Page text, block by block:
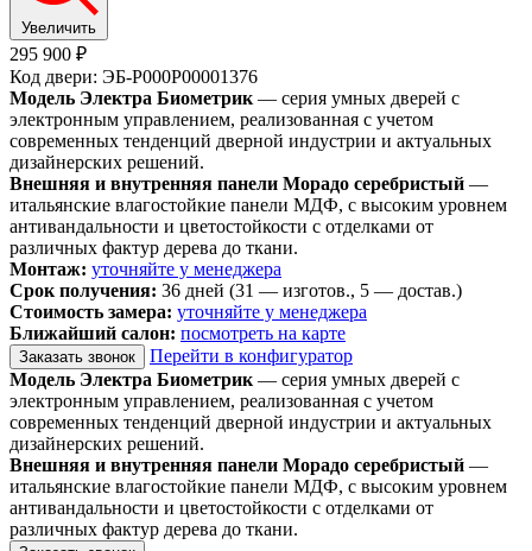
Увеличить
295 900 ₽
Код двери: ЭБ-P000P00001376
Модель Электра Биометрик — серия умных дверей с
электронным управлением, реализованная с учетом
современных тенденций дверной индустрии и актуальных
дизайнерских решений.
Внешняя и внутренняя панели Морадо серебристый —
итальянские влагостойкие панели МДФ, с высоким уровнем
антивандальности и цветостойкости с отделками от
различных фактур дерева до ткани.
Монтаж: уточняйте у менеджера
Срок получения: 36 дней (31 — изготов., 5 — достав.)
Стоимость замера: уточняйте у менеджера
Ближайший салон: посмотреть на карте
Заказать звонок
Перейти в конфигуратор
Модель Электра Биометрик — серия умных дверей с
электронным управлением, реализованная с учетом
современных тенденций дверной индустрии и актуальных
дизайнерских решений.
Внешняя и внутренняя панели Морадо серебристый —
итальянские влагостойкие панели МДФ, с высоким уровнем
антивандальности и цветостойкости с отделками от
различных фактур дерева до ткани.